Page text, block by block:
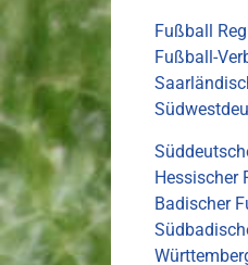
Fußball
Fußball-
Hessischer
Badischer